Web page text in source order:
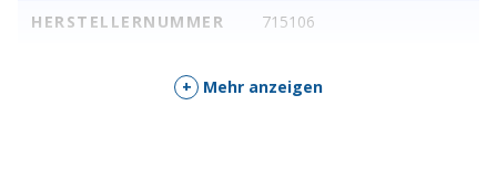
es langfristige Stabilität, Pufferung gegen
IP30-Aluminiumhülle mit PoE- und DC-
Stromversorgung. Für Einsteiger bedeutet
HERSTELLERNUMMER
715106
+ Mehr anzeigen